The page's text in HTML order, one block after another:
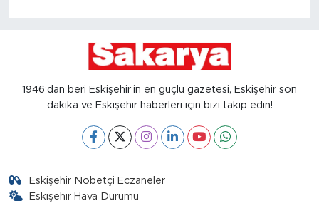
1946’dan beri Eskişehir’in en güçlü gazetesi, Eskişehir son
dakika ve Eskişehir haberleri için bizi takip edin!
Eskişehir Nöbetçi Eczaneler
Eskişehir Hava Durumu